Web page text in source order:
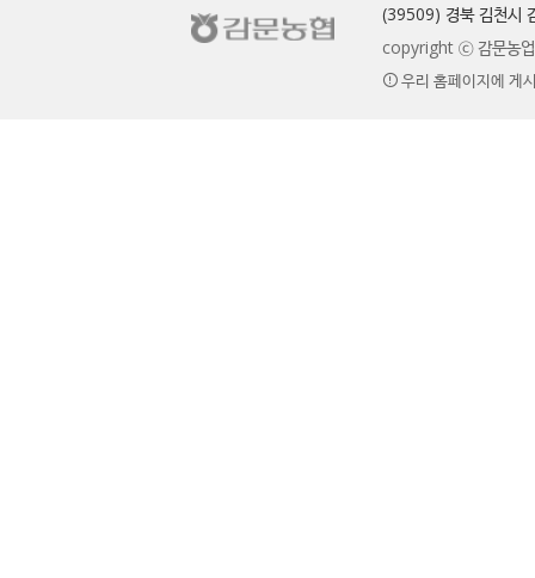
(39509) 경북 김천시
copyright ⓒ 감문농업
우리 홈페이지에 게